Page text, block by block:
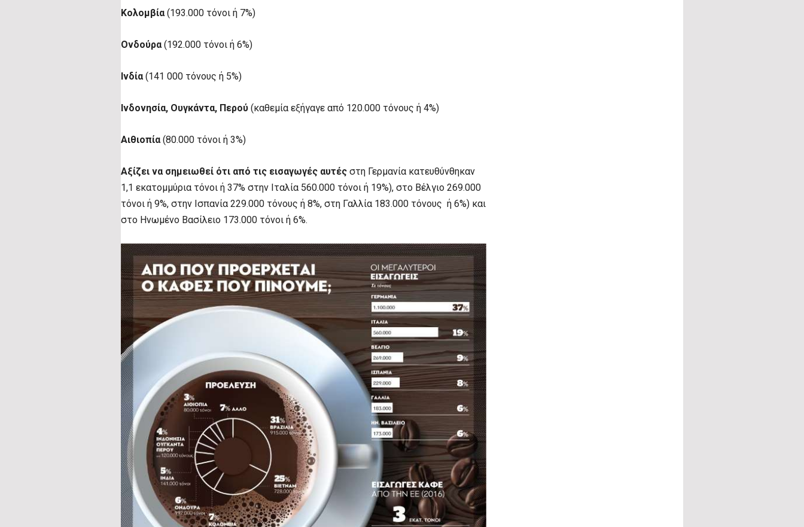
Κολομβία(193.000 τόνοι ή 7%)
Ονδούρα(192.000 τόνοι ή 6%)
Ινδία(141 000 τόνους ή 5%)
Ινδονησία, Ουγκάντα, Περού (καθεμία εξήγαγε από 120.000 τόνους ή 4%)
Αιθιοπία(80.000 τόνοι ή 3%)
Αξίζει να σημειωθεί ότι από τις εισαγωγές αυτές στη Γερμανία κατευθύνθηκαν
1,1 εκατομμύρια τόνοι ή 37% στην Ιταλία 560.000 τόνοι ή 19%), στο Βέλγιο 269.000
τόνοι ή 9%, στην Ισπανία 229.000 τόνους ή 8%, στη Γαλλία 183.000 τόνους ή 6%) και
στο Ηνωμένο Βασίλειο 173.000 τόνοι ή 6%.